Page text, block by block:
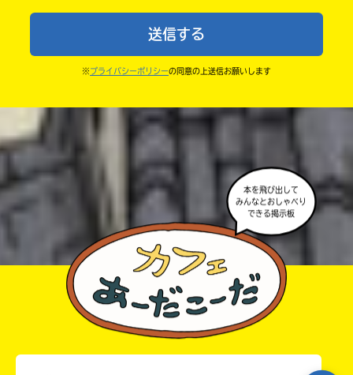
中学1年
高校生以上
ならないよう気をつけてね。
・キャンペーン開催中は、投稿した後の画面にバナー
・ポプラ社の宣伝物で紹介させてもらうことがある
・かき終えたら、人を傷つけていたり、個人情報をか
きこんでいたり、字がまちがっていたりしないか、読
送信する
※ プライバシーポリシーの同意の上送信お願いします
本を飛び出して
みんなとおしゃべり
できる掲示板